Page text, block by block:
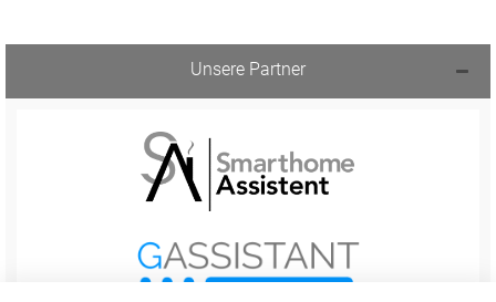
Unsere Partner